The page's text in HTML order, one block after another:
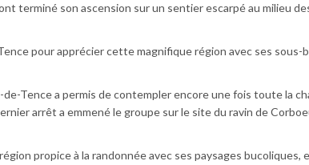
terminé son ascension sur un sentier escarpé au milieu
pour apprécier cette magnifique région avec ses sous-
Tence a permis de contempler encore une fois toute la
arrêt a emmené le groupe sur le site du ravin de
propice à la randonnée avec ses paysages bucoliques,